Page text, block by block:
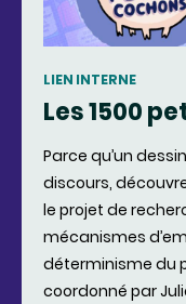
LIEN INTERNE
Les 1500
Parce qu’un
discours,
le projet de
mécanismes
déterminisme du
coordonné par